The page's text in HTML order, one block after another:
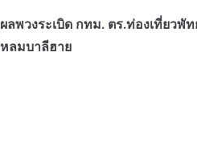
ผลพวงระเบิด กทม. ตร.ท่องเที่ยวพั
หลมบาลีฮาย